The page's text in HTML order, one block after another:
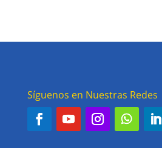
Síguenos en Nuestras Redes